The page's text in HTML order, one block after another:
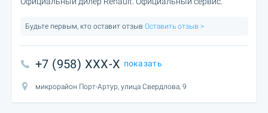
Будьте первым, кто оставит отзыв Оставить отзыв >
+7 (958) XXX-X показать
микрорайон Порт-Артур, улица Свердлова, 9